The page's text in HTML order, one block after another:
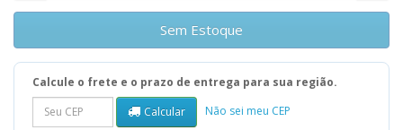
Sem Estoque
Calcule o frete e o prazo de entrega para sua região.
Calcular
Não sei meu CEP